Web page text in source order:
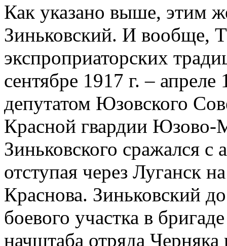
Как указано выше, этим
Зиньковский. И вообще,
экспроприаторских
сентябре 1917 г. –
депутатом Юзовского
Красной гвардии Юзово-
Зиньковского сражался с
отступая через Луганск
Краснова. Зиньковский
боевого участка в
начштаба отряда